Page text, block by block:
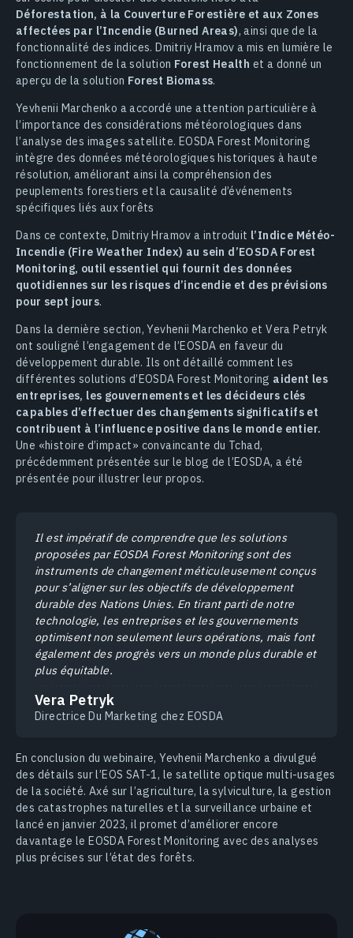
Déforestation, à la Couverture Forestière et aux Zones
affectées par l’Incendie (Burned Areas), ainsi que de la
fonctionnalité des indices. Dmitriy Hramov a mis en lumière le
fonctionnement de la solution Forest Health et a donné un
aperçu de la solution Forest Biomass.
Yevhenii Marchenko a accordé une attention particulière à
l’importance des considérations météorologiques dans
l’analyse des images satellite. EOSDA Forest Monitoring
intègre des données météorologiques historiques à haute
résolution, améliorant ainsi la compréhension des
peuplements forestiers et la causalité d’événements
spécifiques liés aux forêts
Dans ce contexte, Dmitriy Hramov a introduit l’Indice Météo-
Incendie (Fire Weather Index) au sein d’EOSDA Forest
Monitoring, outil essentiel qui fournit des données
quotidiennes sur les risques d’incendie et des prévisions
pour sept jours.
Dans la dernière section, Yevhenii Marchenko et Vera Petryk
ont souligné l’engagement de l’EOSDA en faveur du
développement durable. Ils ont détaillé comment les
différentes solutions d’EOSDA Forest Monitoring aident les
entreprises, les gouvernements et les décideurs clés
capables d’effectuer des changements significatifs et
contribuent à l’influence positive dans le monde entier.
Une «histoire d’impact» convaincante du Tchad,
précédemment présentée sur le blog de l’EOSDA, a été
présentée pour illustrer leur propos.
Il est impératif de comprendre que les solutions
proposées par EOSDA Forest Monitoring sont des
instruments de changement méticuleusement conçus
pour s’aligner sur les objectifs de développement
durable des Nations Unies. En tirant parti de notre
technologie, les entreprises et les gouvernements
optimisent non seulement leurs opérations, mais font
également des progrès vers un monde plus durable et
plus équitable.
Vera Petryk
Directrice Du Marketing chez EOSDA
En conclusion du webinaire, Yevhenii Marchenko a divulgué
des détails sur l’EOS SAT-1, le satellite optique multi-usages
de la société. Axé sur l’agriculture, la sylviculture, la gestion
des catastrophes naturelles et la surveillance urbaine et
lancé en janvier 2023, il promet d’améliorer encore
davantage le EOSDA Forest Monitoring avec des analyses
plus précises sur l’état des forêts.